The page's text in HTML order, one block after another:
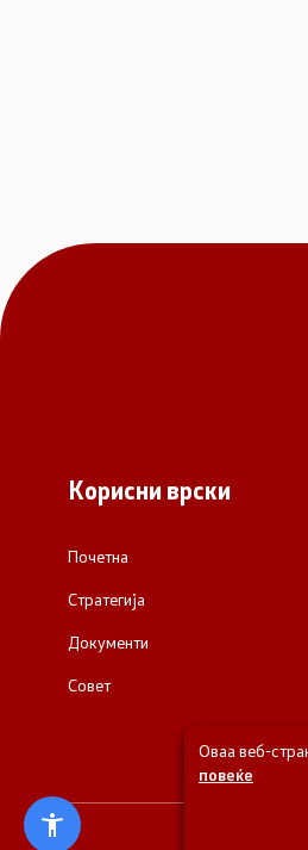
Корисни врски
Почетна
Стратегија
Документи
Совет
Оваа веб-
повеќе